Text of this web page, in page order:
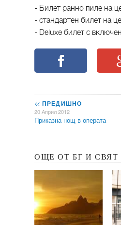
- Билет ранно пиле на
- стандартен билет на
- Deluxe билет с
<< ПРЕДИШНО
20 Април 2012
Приказна нощ в операта
ОЩЕ ОТ БГ И СВЯТ